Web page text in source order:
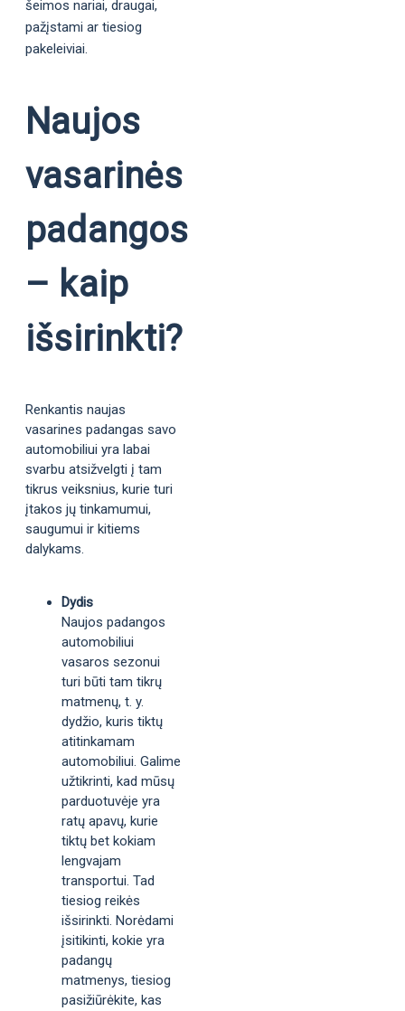
šeimos nariai, draugai,
pažįstami ar tiesiog
pakeleiviai.
Naujos
vasarinės
padangos
– kaip
išsirinkti?
Renkantis naujas
vasarines padangas savo
automobiliui yra labai
svarbu atsižvelgti į tam
tikrus veiksnius, kurie turi
įtakos jų tinkamumui,
saugumui ir kitiems
dalykams.
Dydis
Naujos padangos
automobiliui
vasaros sezonui
turi būti tam tikrų
matmenų, t. y.
dydžio, kuris tiktų
atitinkamam
automobiliui. Galime
užtikrinti, kad mūsų
parduotuvėje yra
ratų apavų, kurie
tiktų bet kokiam
lengvajam
transportui. Tad
tiesiog reikės
išsirinkti. Norėdami
įsitikinti, kokie yra
padangų
matmenys, tiesiog
pasižiūrėkite, kas